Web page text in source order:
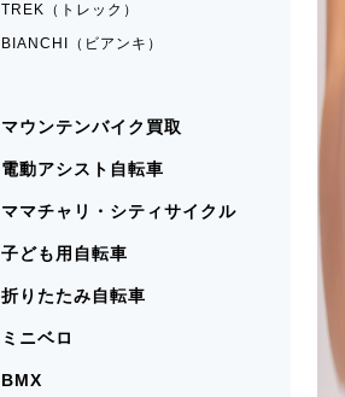
TREK（トレック）
BIANCHI（ビアンキ）
マウンテンバイク買取
電動アシスト自転車
ママチャリ・シティサイクル
子ども用自転車
折りたたみ自転車
ミニベロ
BMX